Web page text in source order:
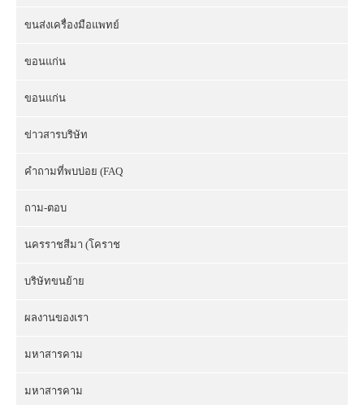
ขนส่งเครื่องมือแพทย์
ขอนแก่น
ขอนแก่น
ข่าวสารบริษัท
คำถามที่พบบ่อย (FAQ
ถาม-ตอบ
นครราชสีมา (โคราช
บริษัทขนย้าย
ผลงานของเรา
มหาสารคาม
มหาสารคาม